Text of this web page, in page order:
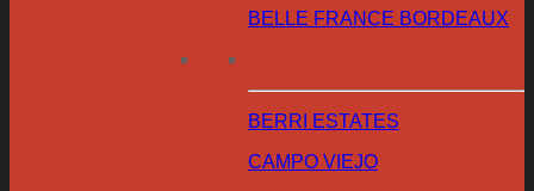
BELLE FRANCE BORDEAUX
BERRI ESTATES
CAMPO VIEJO